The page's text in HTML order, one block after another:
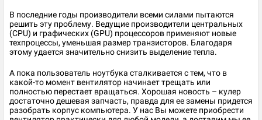
​В последние годы производители всеми силами пытаются
решить эту проблему. Ведущие производители центральных
(CPU) и графических (GPU) процессоров применяют новые
техпроцессы, уменьшая размер транзисторов. Благодаря
этому удается значительно снизить выделение тепла.
А пока пользователь ноутбука сталкивается с тем, что в
какой-то момент вентилятор начинает трещать или
полностью перестает вращаться. Хорошая новость – кулер
достаточно дешевая запчасть, правда для ее замены придется
разобрать корпус компьютера. У нас Вы можете приобрести